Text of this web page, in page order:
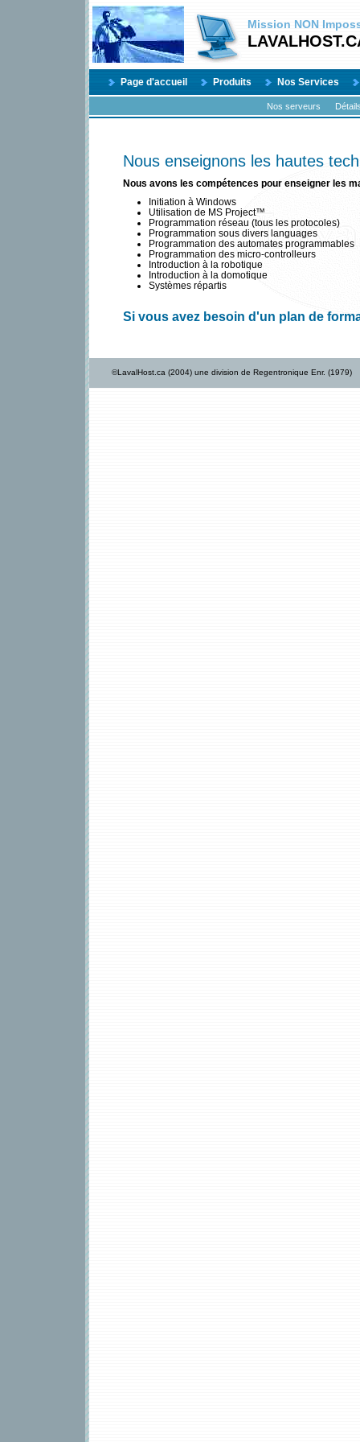
Mission NON
Page d'accueil Produits Nos Services
Nos serveurs
Nous enseignons les hautes
Nous avons les compétences pour enseigner les
Initiation à Windows
Utilisation de MS Project™
Programmation réseau (tous les protocoles)
Programmation sous divers languages
Programmation des automates programmables
Programmation des micro-controlleurs
Introduction à la robotique
Introduction à la domotique
Systèmes répartis
Si vous avez besoin d'un plan de
©LavalHost.ca (2004) une division de Regentronique Enr. (1979)